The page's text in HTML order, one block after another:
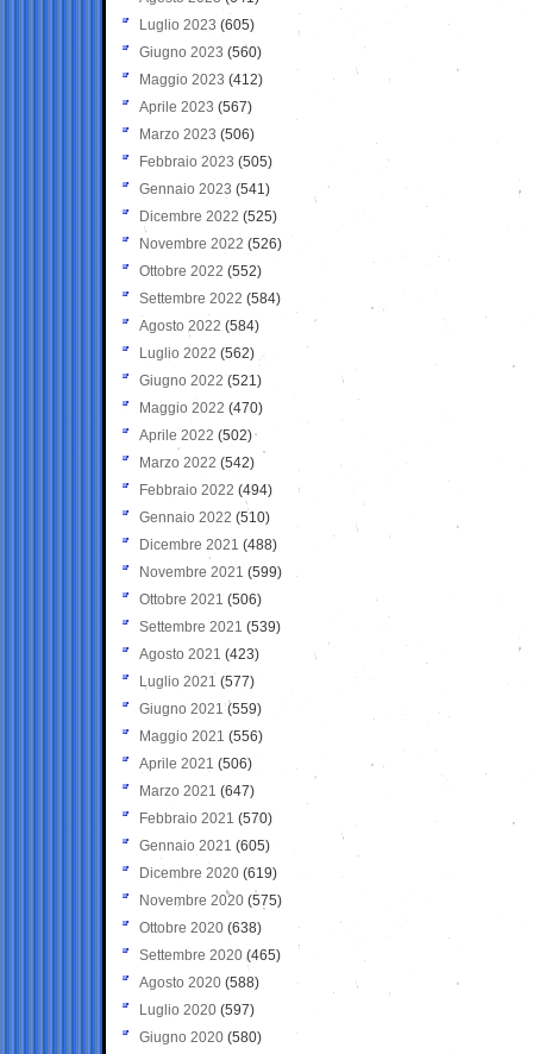
Luglio 2023 (605)
Giugno 2023 (560)
Maggio 2023 (412)
Aprile 2023 (567)
Marzo 2023 (506)
Febbraio 2023 (505)
Gennaio 2023 (541)
Dicembre 2022 (525)
Novembre 2022 (526)
Ottobre 2022 (552)
Settembre 2022 (584)
Agosto 2022 (584)
Luglio 2022 (562)
Giugno 2022 (521)
Maggio 2022 (470)
Aprile 2022 (502)
Marzo 2022 (542)
Febbraio 2022 (494)
Gennaio 2022 (510)
Dicembre 2021 (488)
Novembre 2021 (599)
Ottobre 2021 (506)
Settembre 2021 (539)
Agosto 2021 (423)
Luglio 2021 (577)
Giugno 2021(559)
Maggio 2021 (556)
Aprile 2021 (506)
Marzo 2021 (647)
Febbraio 2021 (570)
Gennaio 2021 (605)
Dicembre 2020 (619)
Novembre 2020 (575)
Ottobre 2020 (638)
Settembre 2020(465)
Agosto 2020 (588)
Luglio 2020 (597)
Giugno 2020 (580)